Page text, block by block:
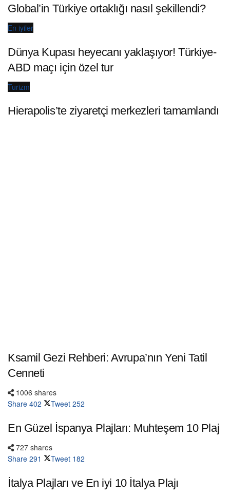
Global’in Türkiye ortaklığı nasıl şekillendi?
En iyiler
Dünya Kupası heyecanı yaklaşıyor! Türkiye-
ABD maçı için özel tur
Turizm
Hierapolis’te ziyaretçi merkezleri tamamlandı
Ksamil Gezi Rehberi: Avrupa’nın Yeni Tatil
Cenneti
1006 shares
Share 402 Tweet 252
En Güzel İspanya Plajları: Muhteşem 10 Plaj
727 shares
Share 291 Tweet 182
İtalya Plajları ve En iyi 10 İtalya Plajı